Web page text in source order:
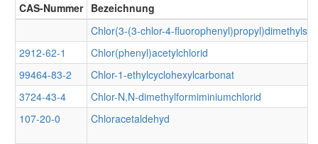
CAS-Nummer Bezeichnung
Chlor(3-(3-chlor-4-
2912-62-1
Chlor(phenyl)acetylchlorid
99464-83-2
Chlor-1-ethylcyclohexylcarbonat
3724-43-4
Chlor-N,N-dimethylformiminiumchlorid
107-20-0
Chloracetaldehyd